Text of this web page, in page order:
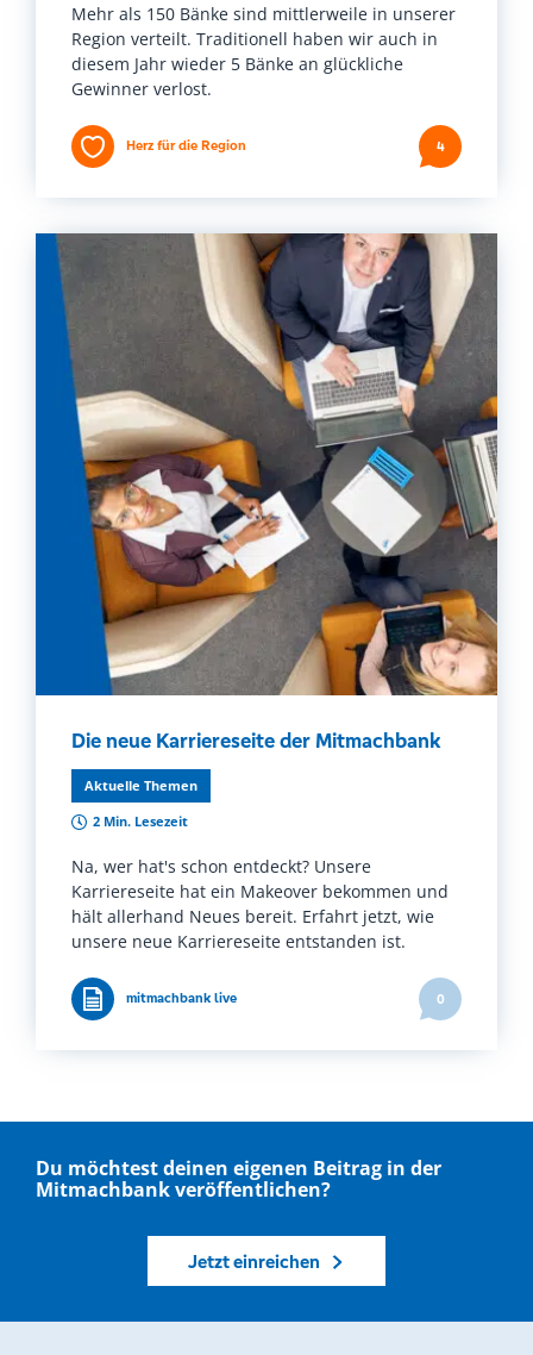
Mehr als 150 Bänke sind mittlerweile in unserer
Region verteilt. Traditionell haben wir auch in
diesem Jahr wieder 5 Bänke an glückliche
Gewinner verlost.
Herz für die Region 4
Die neue Karriereseite der Mitmachbank
Aktuelle Themen
2 Min. Lesezeit
Na, wer hat's schon entdeckt? Unsere
Karriereseite hat ein Makeover bekommen und
hält allerhand Neues bereit. Erfahrt jetzt, wie
unsere neue Karriereseite entstanden ist.
mitmachbank live 0
Du möchtest deinen eigenen Beitrag in der
Mitmachbank veröffentlichen?
Jetzt einreichen